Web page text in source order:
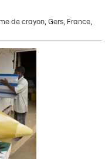
de crayon, Gers, France,